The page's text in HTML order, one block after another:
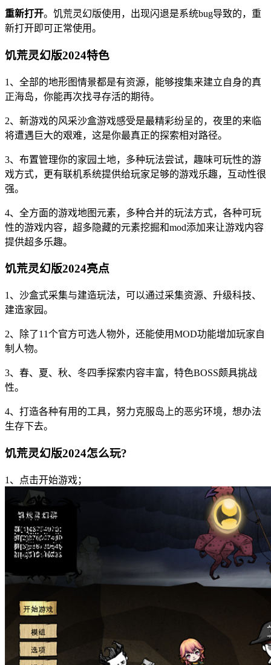
重新打开。饥荒灵幻版使用，出现闪退是系统bug导致的，重
新打开即可正常使用。
饥荒灵幻版2024特色
1、全部的地形图情景都是有资源，能够搜集来建立自身的真
正海岛，你能再次找寻存活的期待。
2、新游戏的风采沙盒游戏感受是最精彩纷呈的，夜里的来临
将遭遇巨大的艰难，这是你最真正的探索相对路径。
3、布置管理你的家园土地，多种玩法尝试，趣味可玩性的游
戏方式，更有联机系统提供给玩家足够的游戏乐趣，互动性很
强。
4、全方面的游戏地图元素，多种合并的玩法方式，各种可玩
性的游戏内容，超多隐藏的元素挖掘和mod添加来让游戏内容
提供超多乐趣。
饥荒灵幻版2024亮点
1、沙盒式采集与建造玩法，可以通过采集资源、升级科技、
建造家园。
2、除了11个官方可选人物外，还能使用MOD功能增加玩家自
制人物。
3、春、夏、秋、冬四季探索内容丰富，特色BOSS颇具挑战
性。
4、打造各种有用的工具，努力克服岛上的恶劣环境，想办法
生存下去。
饥荒灵幻版2024怎么玩?
1、点击开始游戏；